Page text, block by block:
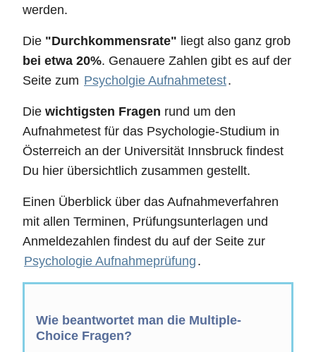
werden.
Die "Durchkommensrate" liegt also ganz grob
bei etwa 20%. Genauere Zahlen gibt es auf der
Seite zum Psycholgie Aufnahmetest.
Die wichtigsten Fragen rund um den
Aufnahmetest für das Psychologie-Studium in
Österreich an der Universität Innsbruck findest
Du hier übersichtlich zusammen gestellt.
Einen Überblick über das Aufnahmeverfahren
mit allen Terminen, Prüfungsunterlagen und
Anmeldezahlen findest du auf der Seite zur
Psychologie Aufnahmeprüfung .
Wie beantwortet man die Multiple-
Choice Fragen?